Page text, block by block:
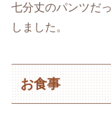
七分丈のパンツだ
しました。
お食事